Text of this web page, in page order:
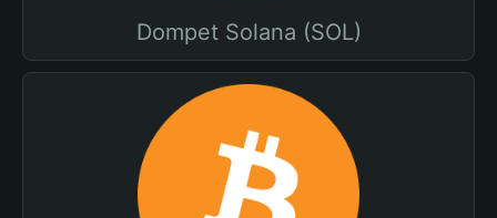
Dompet Solana (SOL)